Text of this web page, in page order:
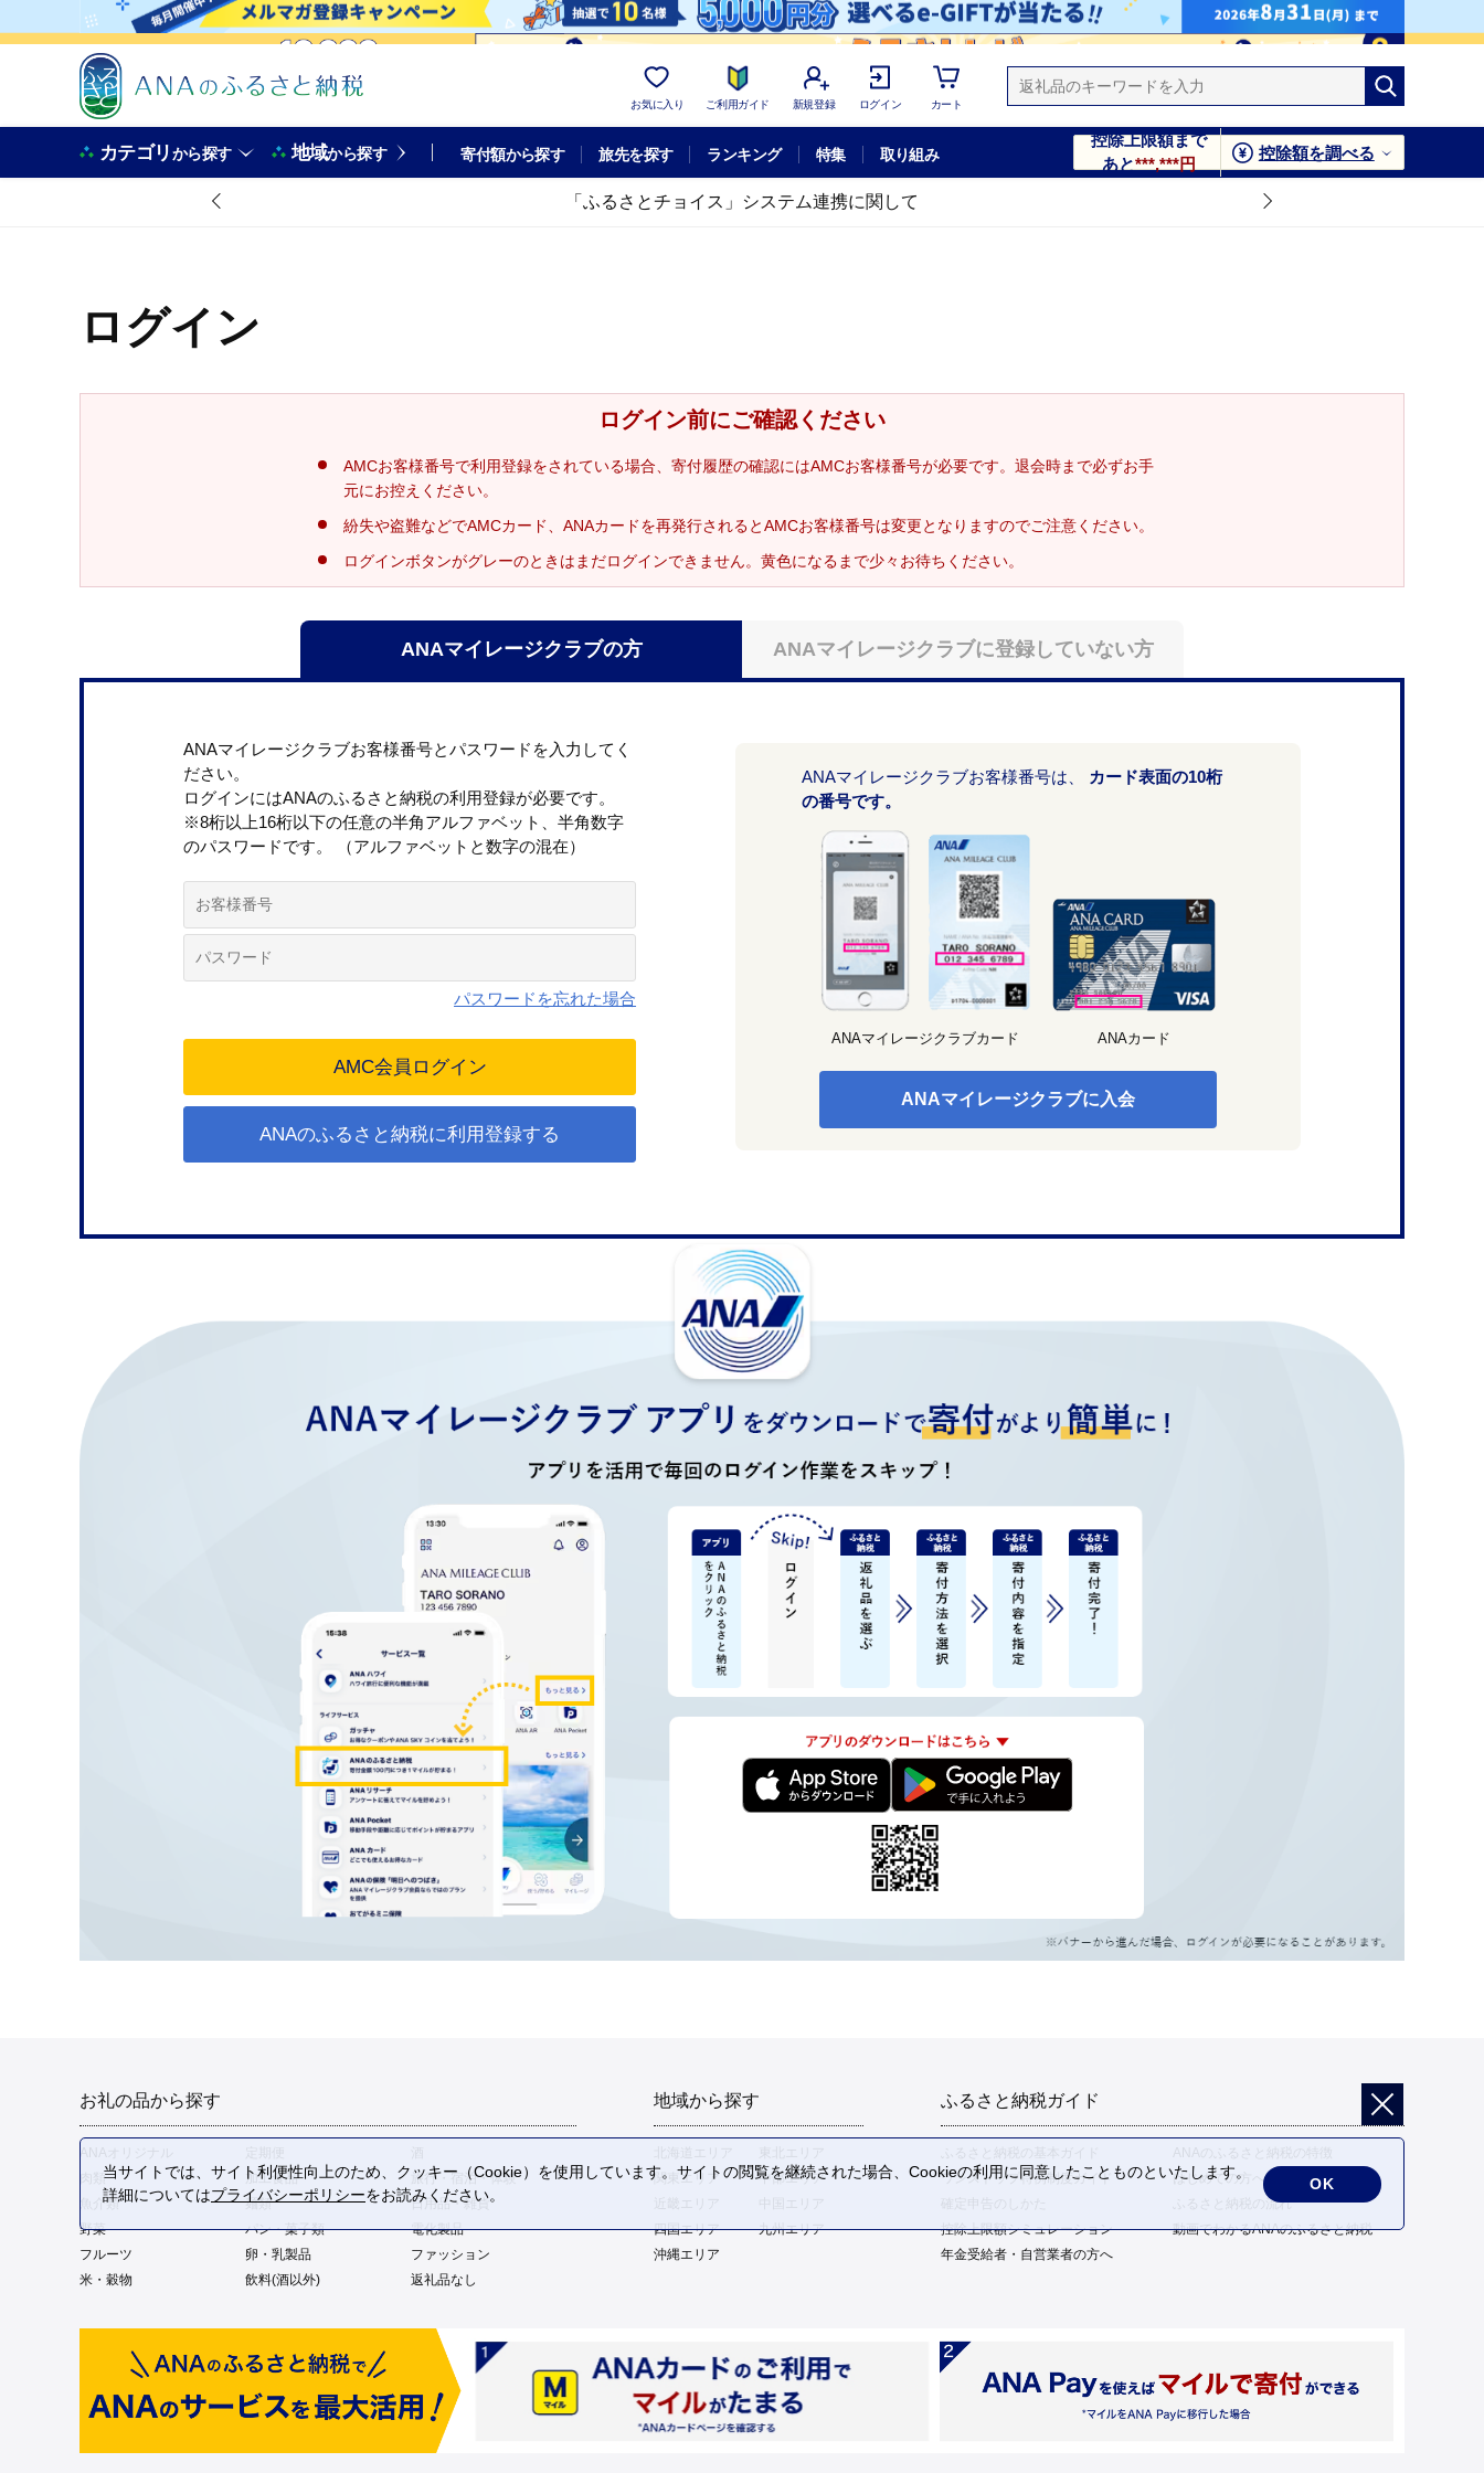
お気に入り ご利用ガイド 新規登録 ログイン カート
カテゴリから探す 地域から探す 寄付額から探す 旅先を探す ランキング 特集 取り組み
控除上限額まで
あと***,***円
控除額を調べる
「ふるさとチョイス」システム連携に関して
ログイン
ログイン前にご確認ください
AMCお客様番号で利用登録をされている場合、寄付履歴の確認にはAMCお客様番号が必要です。退会時まで必ずお手
元にお控えください。
紛失や盗難などでAMCカード、ANAカードを再発行されるとAMCお客様番号は変更となりますのでご注意ください。
ログインボタンがグレーのときはまだログインできません。黄色になるまで少々お待ちください。
ANAマイレージクラブの方 ANAマイレージクラブに登録していない方
ANAマイレージクラブお客様番号とパスワードを入力してく
ださい。
ログインにはANAのふるさと納税の利用登録が必要です。
※8桁以上16桁以下の任意の半角アルファベット、半角数字
のパスワードです。 （アルファベットと数字の混在）
パスワードを忘れた場合
ANAのふるさと納税に利用登録する
ANAマイレージクラブお客様番号は、
カード表面の10桁
の番号です。
ANAマイレージクラブカード ANAカード
ANAマイレージクラブに入会
お礼の品から探す
肉類
加工食品
旅行・宿泊・体験
魚介類
麺類
日用品・雑貨
野菜
パン・菓子類
電化製品
フルーツ
卵・乳製品
ファッション
米・穀物
飲料(酒以外) 返礼品なし
地域から探す
関東エリア
中部エリア
四国エリア
九州エリア
沖縄エリア
ふるさと納税ガイド
ふるさと納税の基本ガイド
ANAのふるさと納税の特徴
ワンストップ特例制度ガイド
はじめての方へ
ふるさと納税の流れ
控除上限額シミュレーション
動画でわかるANAのふるさと納税
年金受給者・自営業者の方へ
当サイトでは、サイト利便性向上のため、クッキー（Cookie）を使用しています。サイトの閲覧を継続された場合、Cookieの利用に同意したことものといたします。
詳細についてはプライバシーポリシーをお読みください。
OK